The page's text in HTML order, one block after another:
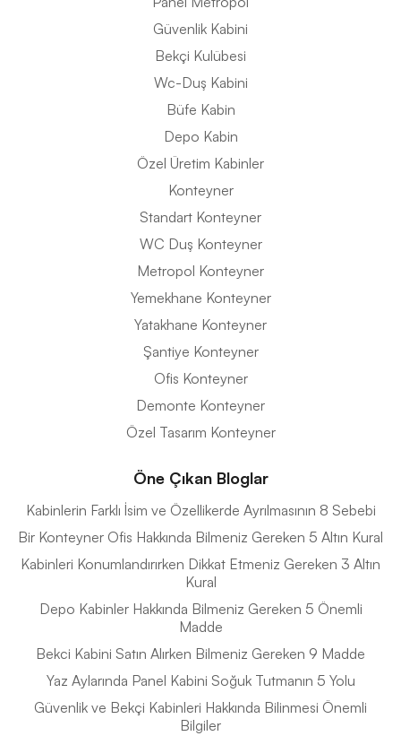
Güvenlik Kabini
Bekçi Kulübesi
Wc-Duş Kabini
Büfe Kabin
Depo Kabin
Özel Üretim Kabinler
Konteyner
Standart Konteyner
WC Duş Konteyner
Metropol Konteyner
Yemekhane Konteyner
Yatakhane Konteyner
Şantiye Konteyner
Ofis Konteyner
Demonte Konteyner
Özel Tasarım Konteyner
Öne Çıkan Bloglar
Kabinlerin Farklı İsim ve Özellikerde Ayrılmasının 8 Sebebi
Bir Konteyner Ofis Hakkında Bilmeniz Gereken 5 Altın Kural
Kabinleri Konumlandırırken Dikkat Etmeniz Gereken 3 Altın
Kural
Depo Kabinler Hakkında Bilmeniz Gereken 5 Önemli
Madde
Bekci Kabini Satın Alırken Bilmeniz Gereken 9 Madde
Yaz Aylarında Panel Kabini Soğuk Tutmanın 5 Yolu
Güvenlik ve Bekçi Kabinleri Hakkında Bilinmesi Önemli
Bilgiler